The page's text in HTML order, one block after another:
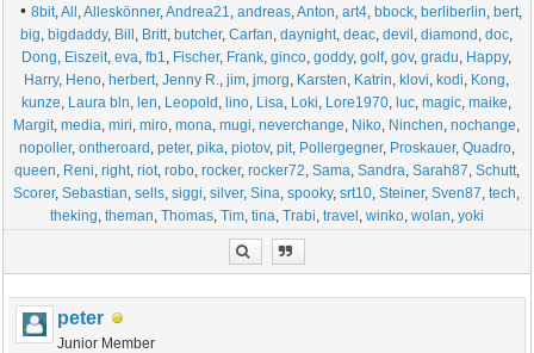
•8bit,All ,Alleskönner,Andrea21,andreas,Anton,art4, bbock, berliberlin, bert,
big, bigdaddy, Bill , Britt, butcher,Carfan,daynight,deac,devil ,diamond ,doc,
Dong, Eiszeit,eva,fb1, Fischer, Frank,ginco,goddy,golf,gov,gradu, Happy,
Harry, Heno, herbert,Jenny R.,jim,jmorg, Karsten, Katrin, klovi, kodi, Kong,
kunze, Laura bln, len, Leopold , lino, Lisa, Loki, Lore1970, luc,magic,maike,
Margit,media,miri,miro,mona,mugi,neverchange, Niko, Ninchen,nochange,
nopoller, ontheroard , peter, pika, piotov, pit, Pollergegner, Proskauer, Quadro,
queen, Reni, right, riot, robo, rocker, rocker72, Sama, Sandra, Sarah87, Schutt,
Scorer,Sebastian,sells,siggi,silver,Sina,spooky,srt10,Steiner,Sven87,tech,
theking, theman, Thomas, Tim, tina, Trabi, travel , winko, wolan, yoki
peter
Junior Member